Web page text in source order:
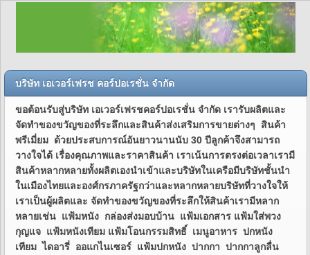
บริษัท เอเวอร์เฟรช คอร์ปอเรชั่น จำกัด
ขอต้อนรับสู่บริษัท เอเวอร์เฟรชคอร์ปอเรชั่น จำกัด เรารับผลิตและ
จัดทำของขวัญของที่ระลึกและสินค้าส่งเสริมการขายต่างๆ สินค้า
พรีเมี่ยม ด้วยประสบการณ์อันยาวนานนับ 30 ปีลูกค้าจึงสามารถ
วางใจได้ เรื่องคุณภาพและราคาสินค้า เราเน้นการตรงต่อเวลาเรามี
สินค้าหลากหลายทั้งผลิตเองนำเข้าและบริษัทในเครือมีบริษัทชั้นนำ
ในเมืองไทยและองศ์กรภาครัฐกว่าและหลากหลายบริษัทที่วางใจให้
เราเป็นผู้ผลิตและ จัดทำของขวัญของที่ระลึกให้สินค้าเรามีหลาก
หลายเช่น แฟ้มหนัง กล่องส่งมอบบ้าน แฟ้มเอกสาร แฟ้มใส่พวง
กุญแจ แฟ้มหนังเทียม แฟ้มโอนกรรมสิทธิ์ เมนูอาหาร ปกหนัง
เทียม ไดอารี่ ออแกไนเซอร์ แฟ้มปกหนัง ปากกา ปากกาลูกลื่น